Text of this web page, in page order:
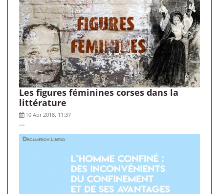
Les figures féminines corses dans la
littérature
10 Apr 2018, 11:37
...